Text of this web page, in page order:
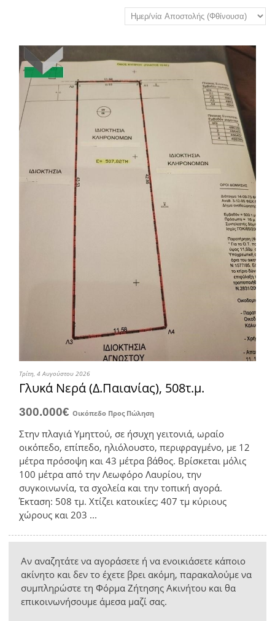
Τρίτη, 4 Αυγούστου 2026
Γλυκά Νερά (Δ.Παιανίας), 508τ.μ.
300.000€Οικόπεδο Προς Πώληση
Στην πλαγιά Υμηττού, σε ήσυχη γειτονιά, ωραίο
οικόπεδο, επίπεδο, ηλιόλουστο, περιφραγμένο, με 12
μέτρα πρόσοψη και 43 μέτρα βάθος. Βρίσκεται μόλις
100 μέτρα από την Λεωφόρο Λαυρίου, την
συγκοινωνία, τα σχολεία και την τοπική αγορά.
Έκταση: 508 τμ. Χτίζει κατοικίες; 407 τμ κύριους
χώρους και 203 ...
Αν αναζητάτε να αγοράσετε ή να ενοικιάσετε κάποιο
ακίνητο και δεν το έχετε βρει ακόμη, παρακαλούμε να
συμπληρώστε τη Φόρμα Ζήτησης Ακινήτου και θα
επικοινωνήσουμε άμεσα μαζί σας.